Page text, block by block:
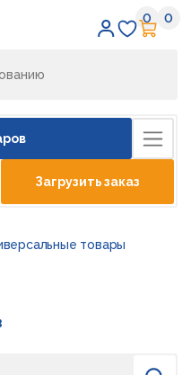
0 0
Загрузить заказ
товары
Найти